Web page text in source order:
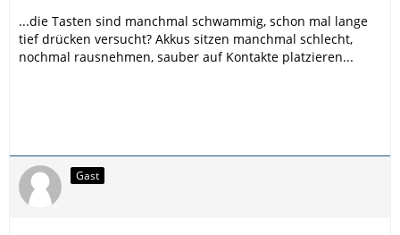
...die Tasten sind manchmal schwammig, schon mal lange
tief drücken versucht? Akkus sitzen manchmal schlecht,
nochmal rausnehmen, sauber auf Kontakte platzieren...
Gast